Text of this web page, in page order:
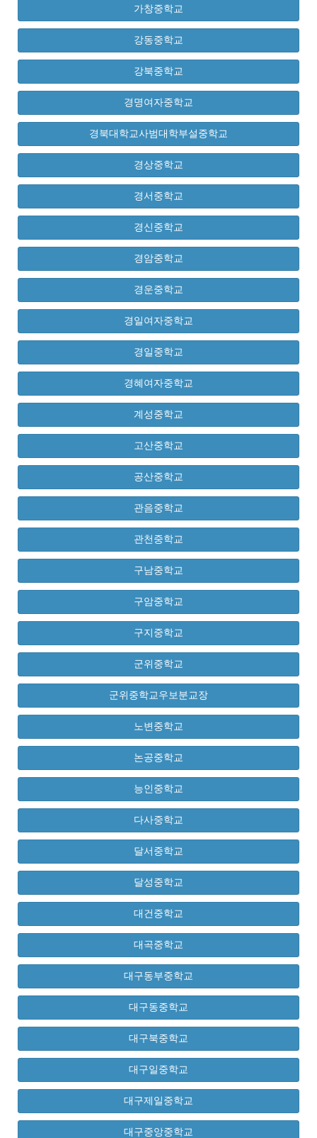
가창중학교
강동중학교
강북중학교
경명여자중학교
경북대학교사범대학부설중학교
경상중학교
경서중학교
경신중학교
경암중학교
경운중학교
경일여자중학교
경일중학교
경혜여자중학교
계성중학교
고산중학교
공산중학교
관음중학교
관천중학교
구남중학교
구암중학교
구지중학교
군위중학교
군위중학교우보분교장
노변중학교
논공중학교
능인중학교
다사중학교
달서중학교
달성중학교
대건중학교
대곡중학교
대구동부중학교
대구동중학교
대구북중학교
대구일중학교
대구제일중학교
대구중앙중학교